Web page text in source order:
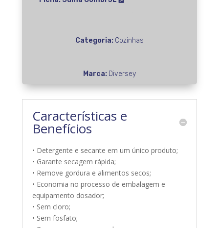
Categoria: Cozinhas
Marca: Diversey
Características e
Benefícios
• Detergente e secante em um único produto;
• Garante secagem rápida;
• Remove gordura e alimentos secos;
• Economia no processo de embalagem e
equipamento dosador;
• Sem cloro;
• Sem fosfato;